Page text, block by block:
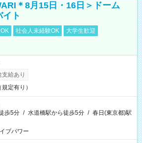
＊8月15日・16日＞ドーム
ト
社会人未経験OK
大学生歓迎
給あり
定有り）
歩5分 / 水道橋駅から徒歩5分 / 春日(東京都)駅
ブパワー